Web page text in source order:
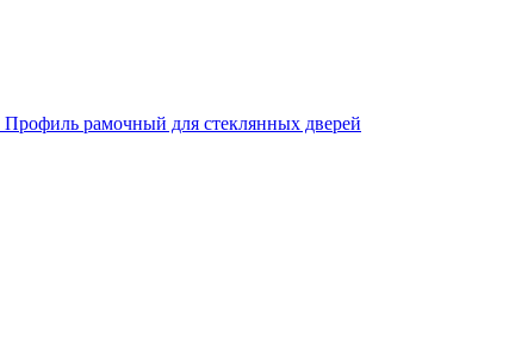
Профиль рамочный для стеклянных дверей